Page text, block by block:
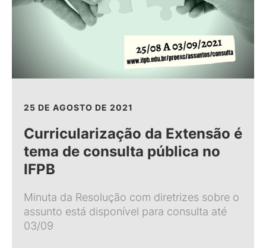
25 DE AGOSTO DE 2021
Curricularização da Extensão é
tema de consulta pública no
IFPB
Minuta da Resolução com diretrizes sobre o
assunto está disponível para consulta até
03/09